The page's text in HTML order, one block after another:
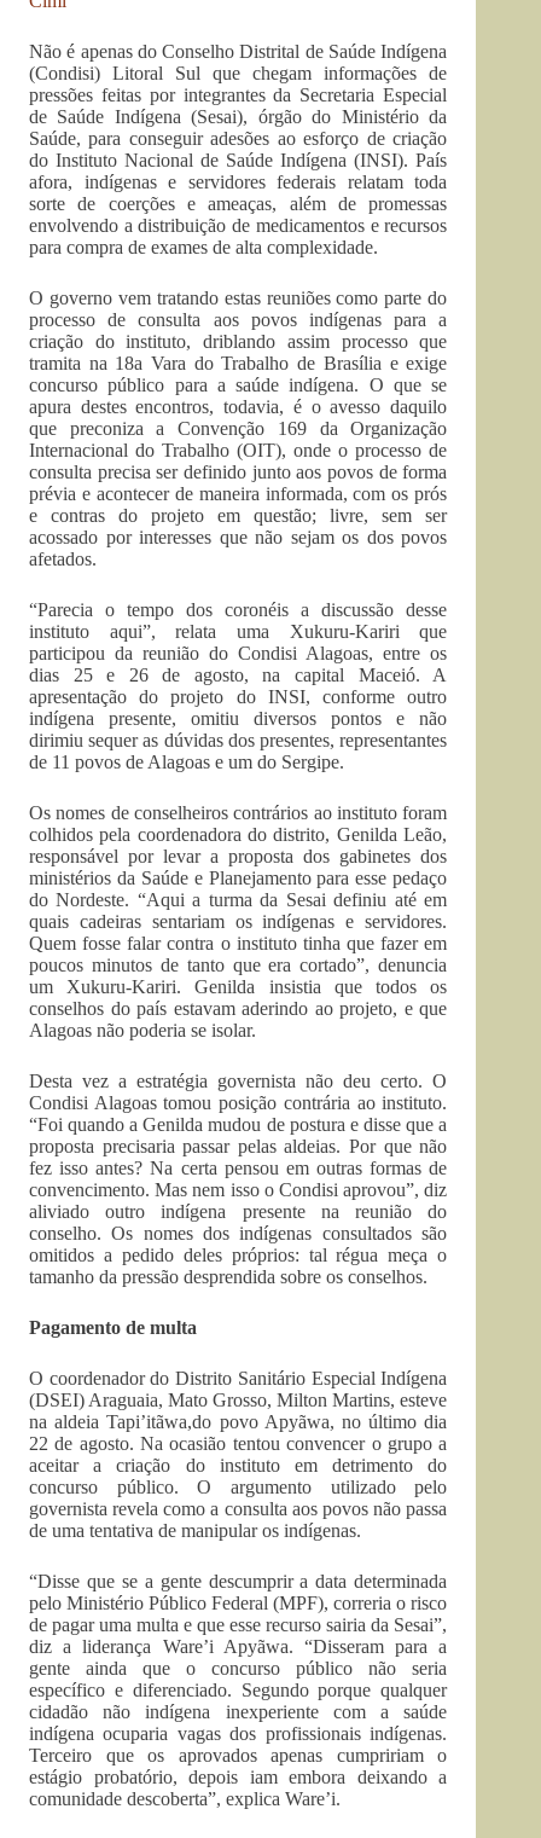
Não é apenas do Conselho Distrital de Saúde Indígena
(Condisi) Litoral Sul que chegam informações de
pressões feitas por integrantes da Secretaria Especial
de Saúde Indígena (Sesai), órgão do Ministério da
Saúde, para conseguir adesões ao esforço de criação
do Instituto Nacional de Saúde Indígena (INSI). País
afora, indígenas e servidores federais relatam toda
sorte de coerções e ameaças, além de promessas
envolvendo a distribuição de medicamentos e recursos
para compra de exames de alta complexidade.
O governo vem tratando estas reuniões como parte do
processo de consulta aos povos indígenas para a
criação do instituto, driblando assim processo que
tramita na 18a Vara do Trabalho de Brasília e exige
concurso público para a saúde indígena. O que se
apura destes encontros, todavia, é o avesso daquilo
que preconiza a Convenção 169 da Organização
Internacional do Trabalho (OIT), onde o processo de
consulta precisa ser definido junto aos povos de forma
prévia e acontecer de maneira informada, com os prós
e contras do projeto em questão; livre, sem ser
acossado por interesses que não sejam os dos povos
afetados.
“Parecia o tempo dos coronéis a discussão desse
instituto aqui”, relata uma Xukuru-Kariri que
participou da reunião do Condisi Alagoas, entre os
dias 25 e 26 de agosto, na capital Maceió. A
apresentação do projeto do INSI, conforme outro
indígena presente, omitiu diversos pontos e não
dirimiu sequer as dúvidas dos presentes, representantes
de 11 povos de Alagoas e um do Sergipe.
Os nomes de conselheiros contrários ao instituto foram
colhidos pela coordenadora do distrito, Genilda Leão,
responsável por levar a proposta dos gabinetes dos
ministérios da Saúde e Planejamento para esse pedaço
do Nordeste. “Aqui a turma da Sesai definiu até em
quais cadeiras sentariam os indígenas e servidores.
Quem fosse falar contra o instituto tinha que fazer em
poucos minutos de tanto que era cortado”, denuncia
um Xukuru-Kariri. Genilda insistia que todos os
conselhos do país estavam aderindo ao projeto, e que
Alagoas não poderia se isolar.
Desta vez a estratégia governista não deu certo. O
Condisi Alagoas tomou posição contrária ao instituto.
“Foi quando a Genilda mudou de postura e disse que a
proposta precisaria passar pelas aldeias. Por que não
fez isso antes? Na certa pensou em outras formas de
convencimento. Mas nem isso o Condisi aprovou”, diz
aliviado outro indígena presente na reunião do
conselho. Os nomes dos indígenas consultados são
omitidos a pedido deles próprios: tal régua meça o
tamanho da pressão desprendida sobre os conselhos.
Pagamento de multa
O coordenador do Distrito Sanitário Especial Indígena
(DSEI) Araguaia, Mato Grosso, Milton Martins, esteve
na aldeia Tapi’itãwa,do povo Apyãwa, no último dia
22 de agosto. Na ocasião tentou convencer o grupo a
aceitar a criação do instituto em detrimento do
concurso público. O argumento utilizado pelo
governista revela como a consulta aos povos não passa
de uma tentativa de manipular os indígenas.
“Disse que se a gente descumprir a data determinada
pelo Ministério Público Federal (MPF), correria o risco
de pagar uma multa e que esse recurso sairia da Sesai”,
diz a liderança Ware’i Apyãwa. “Disseram para a
gente ainda que o concurso público não seria
específico e diferenciado. Segundo porque qualquer
cidadão não indígena inexperiente com a saúde
indígena ocuparia vagas dos profissionais indígenas.
Terceiro que os aprovados apenas cumpririam o
estágio probatório, depois iam embora deixando a
comunidade descoberta”, explica Ware’i.